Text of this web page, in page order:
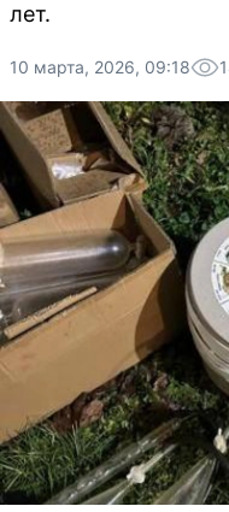
лет.
10 марта, 2026, 09:18